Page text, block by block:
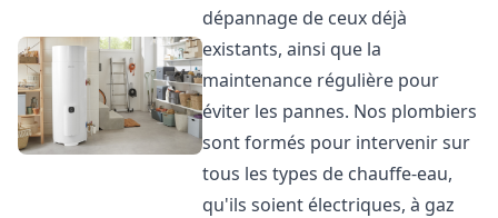
dépannage de ceux déjà
existants, ainsi que la
maintenance régulière pour
éviter les pannes. Nos plombiers
sont formés pour intervenir sur
tous les types de chauffe-eau,
qu'ils soient électriques, à gaz